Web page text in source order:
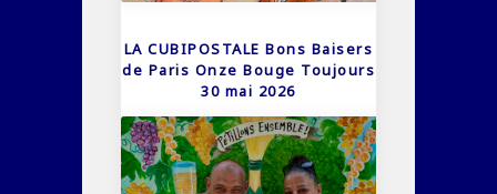
LA CUBIPOSTALE Bons Baisers
de Paris Onze Bouge Toujours
30 mai 2026